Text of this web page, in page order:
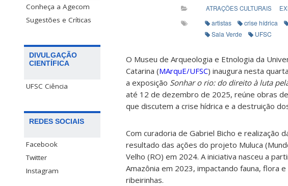
Conheça a Agecom
Sugestões e Críticas
DIVULGAÇÃO
CIENTÍFICA
UFSC Ciência
REDES SOCIAIS
Facebook
Twitter
Instagram
ATRAÇÕES CULTURAIS
artistas crise hídrica
Sala Verde
UFSC
O Museu de Arqueologia e Etnologia da
Catarina (MArquE/UFSC) inaugura nesta
a exposição Sonhar o rio: do direito à luta
até 12 de dezembro de 2025, reúne obras
que discutem a crise hídrica e a destruição
Com curadoria de Gabriel Bicho e realização
resultado das ações do projeto Muluca
Velho (RO) em 2024. A iniciativa nasceu a
Amazônia em 2023, impactando fauna, flora
ribeirinhas.